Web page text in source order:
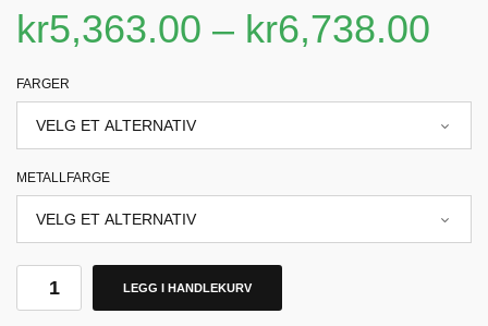
kr5,363.00 – kr6,738.00
FARGER
METALLFARGE
LEGG I HANDLEKURV